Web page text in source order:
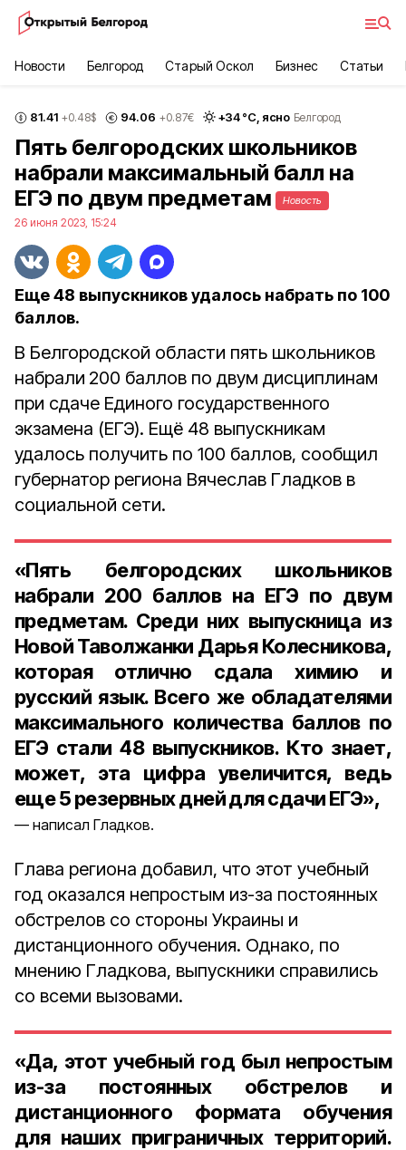
Новости Белгород Старый Оскол Бизнес Статьи
81.41 +0.48$ 94.06 +0.87€ +34°С, ясно Белгород
Пять белгородских школьников
набрали максимальный балл на
ЕГЭ по двум предметам
Новость
26 июня 2023, 15:24
Еще 48 выпускников удалось набрать по 100
баллов.
В Белгородской области пять школьников
набрали 200 баллов по двум дисциплинам
при сдаче Единого государственного
экзамена (ЕГЭ). Ещё 48 выпускникам
удалось получить по 100 баллов, сообщил
губернатор региона Вячеслав Гладков в
социальной сети.
«Пять белгородских школьников
набрали 200 баллов на ЕГЭ по двум
предметам. Среди них выпускница из
Новой Таволжанки Дарья Колесникова,
которая отлично сдала химию и
русский язык. Всего же обладателями
максимального количества баллов по
ЕГЭ стали 48 выпускников. Кто знает,
может, эта цифра увеличится, ведь
еще 5 резервных дней для сдачи ЕГЭ»,
написал Гладков.
Глава региона добавил, что этот учебный
год оказался непростым из-за постоянных
обстрелов со стороны Украины и
дистанционного обучения. Однако, по
мнению Гладкова, выпускники справились
со всеми вызовами.
«Да, этот учебный год был непростым
из-за постоянных обстрелов и
дистанционного формата обучения
для наших приграничных территорий.